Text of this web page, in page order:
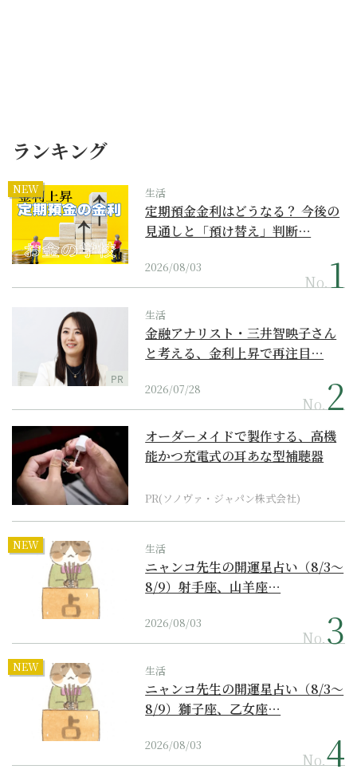
ランキング
NEW 生活
定期預金金利はどうなる？ 今後の
見通しと「預け替え」判断…
2026/08/03
No.
PR
生活
金融アナリスト・三井智映子さん
と考える、金利上昇で再注目…
2026/07/28
No.
オーダーメイドで製作する、高機
能かつ充電式の耳あな型補聴器
PR(ソノヴァ・ジャパン株式会社)
NEW 生活
ニャンコ先生の開運星占い（8/3～
8/9）射手座、山羊座…
2026/08/03
No.
NEW 生活
ニャンコ先生の開運星占い（8/3～
8/9）獅子座、乙女座…
2026/08/03
No.